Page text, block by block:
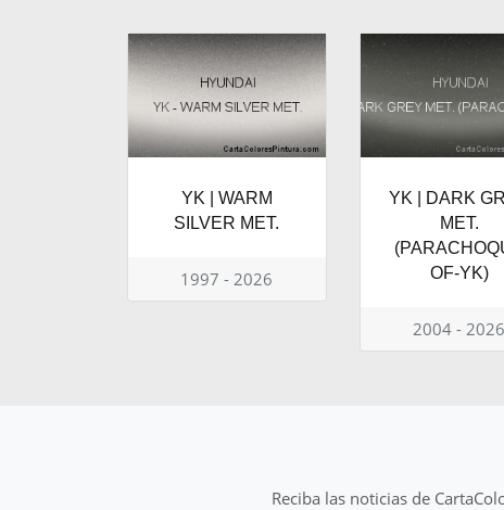
YK | WARM
SILVER MET.
1997 - 2026
YK | DARK
MET.
OF-YK)
2004 - 2026
Reciba las noticias de